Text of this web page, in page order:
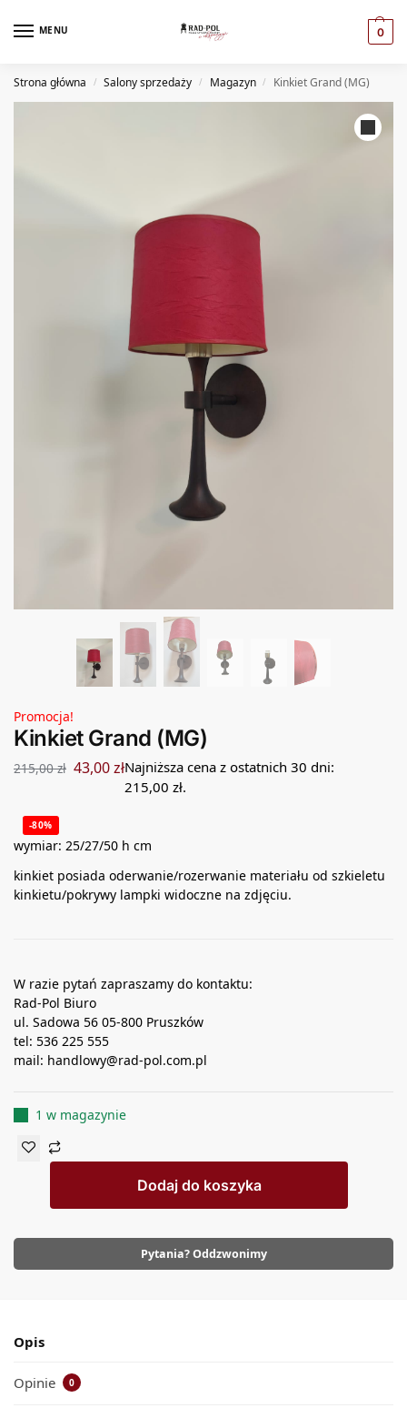
MENU 0
Strona główna / Salony sprzedaży / Magazyn / Kinkiet Grand (MG)
Promocja!
Kinkiet Grand (MG)
215,00zł 43,00złNajniższa cena z ostatnich 30 dni:
215,00 zł.
-80%
wymiar: 25/27/50 h cm
kinkiet posiada oderwanie/rozerwanie materiału od szkieletu
kinkietu/pokrywy lampki widoczne na zdjęciu.
W razie pytań zapraszamy do kontaktu:
Rad-Pol Biuro
ul. Sadowa 56 05-800 Pruszków
tel: 536 225 555
mail: handlowy@rad-pol.com.pl
1 w magazynie
Dodaj do koszyka
Pytania? Oddzwonimy
Opis
Opinie 0